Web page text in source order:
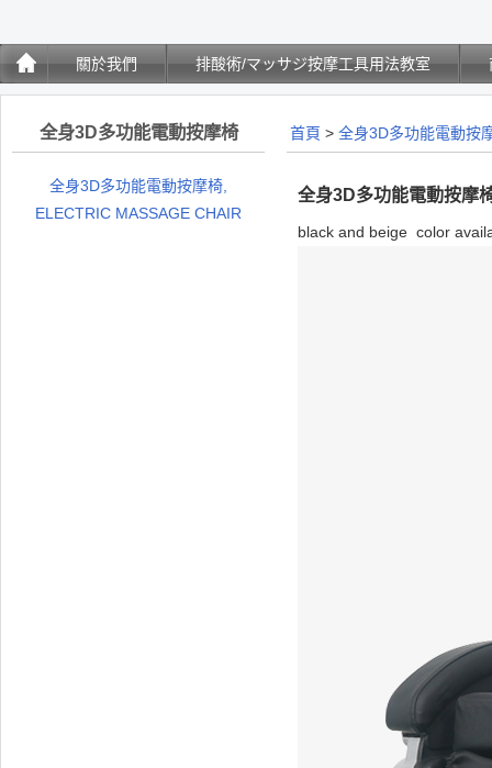
關於我們 排酸術/マッサジ按摩工具用法教室
全身3D多功能電動按摩椅
全身3D多功能電動按摩椅,
ELECTRIC MASSAGE CHAIR
首頁 > 全身3D多功能電動按
全身3D多功能電動按摩
black and beige color